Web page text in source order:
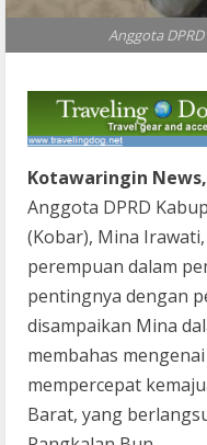
Anggota
Kotawaringin
Anggota DPRD
(Kobar), Mina
perempuan dalam
pentingnya dengan
disampaikan Mina
membahas
mempercepat
Barat, yang